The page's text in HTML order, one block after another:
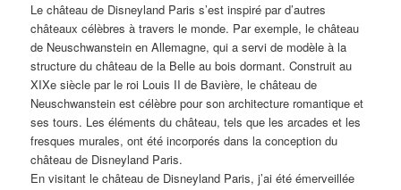
Le château de Disneyland Paris s’est inspiré par d’autres
châteaux célèbres à travers le monde. Par exemple, le château
de Neuschwanstein en Allemagne, qui a servi de modèle à la
structure du château de la Belle au bois dormant. Construit au
XIXe siècle par le roi Louis II de Bavière, le château de
Neuschwanstein est célèbre pour son architecture romantique et
ses tours. Les éléments du château, tels que les arcades et les
fresques murales, ont été incorporés dans la conception du
château de Disneyland Paris.
En visitant le château de Disneyland Paris, j’ai été émerveillée